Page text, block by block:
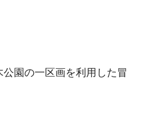
公園の一区画を利用した冒